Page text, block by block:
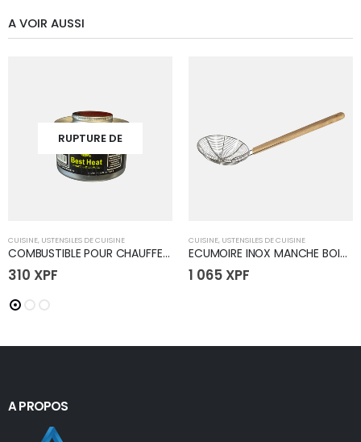
A VOIR AUSSI
RUPTURE DE
STOCK
CUISINE, USTENSILES DE CUISINE
COMBUSTIBLE POUR CHAUFFE PLAT
310 XPF
CUISINE, USTENSILES DE CUISINE
ECUMOIRE INOX MANCHE BOIS 10" J34306 (50
1 065 XPF
A PROPOS